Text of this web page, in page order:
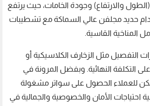
والارتفاع) وجودة الخامات، حيث يرتفع
حديد مجلفن عالي السماكة مع تشطيبات
المناخية القاسية.
التفصيل مثل الزخارف الكلاسيكية أو
التكلفة النهائية. وبفضل المرونة في
للعملاء الحصول على سواتر مشغولة
احتياجات الأمان والخصوصية والجمالية في